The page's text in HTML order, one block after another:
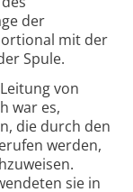
der
mit der
Spule.
von
war es,
die durch den
werden,
sie in